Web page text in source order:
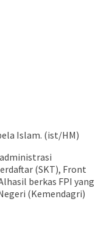
Islam. (ist/HM)
(SKT), Front
berkas FPI yang
(Kemendagri)